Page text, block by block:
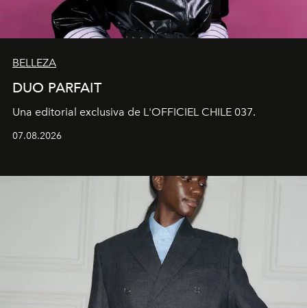
BELLEZA
DUO PARFAIT
Una editorial exclusiva de L'OFFICIEL CHILE 037.
07.08.2026